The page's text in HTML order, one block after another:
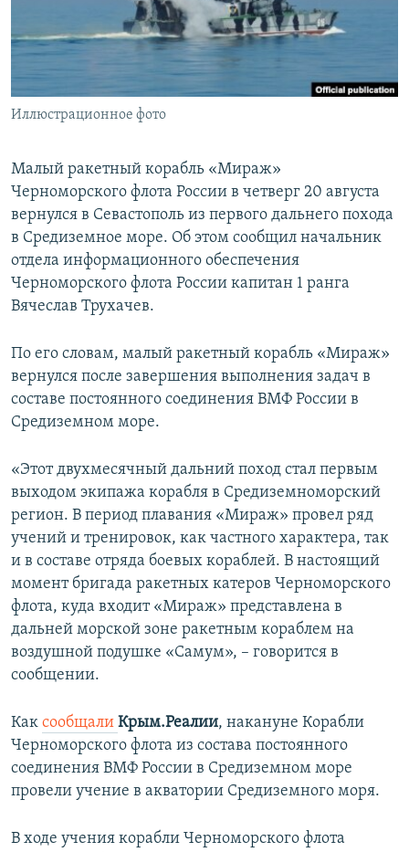
КРЫМ.НЕПОКОРЕННЫЙ
ELIFBE
УКРАИНСКАЯ ПРОБЛЕМА КРЫМА
Все сайты RFE/RL
Иллюстрационное фото
Малый ракетный корабль «Мираж»
Черноморского флота России в четверг 20 августа
вернулся в Севастополь из первого дальнего похода
в Средиземное море. Об этом сообщил начальник
отдела информационного обеспечения
Черноморского флота России капитан 1 ранга
Вячеслав Трухачев.
По его словам, малый ракетный корабль «Мираж»
вернулся после завершения выполнения задач в
составе постоянного соединения ВМФ России в
Средиземном море.
«Этот двухмесячный дальний поход стал первым
выходом экипажа корабля в Средиземноморский
регион. В период плавания «Мираж» провел ряд
учений и тренировок, как частного характера, так
и в составе отряда боевых кораблей. В настоящий
момент бригада ракетных катеров Черноморского
флота, куда входит «Мираж» представлена в
дальней морской зоне ракетным кораблем на
воздушной подушке «Самум», – говорится в
сообщении.
Как сообщали Крым.Реалии, накануне Корабли
Черноморского флота из состава постоянного
соединения ВМФ России в Средиземном море
провели учение в акватории Средиземного моря.
В ходе учения корабли Черноморского флота